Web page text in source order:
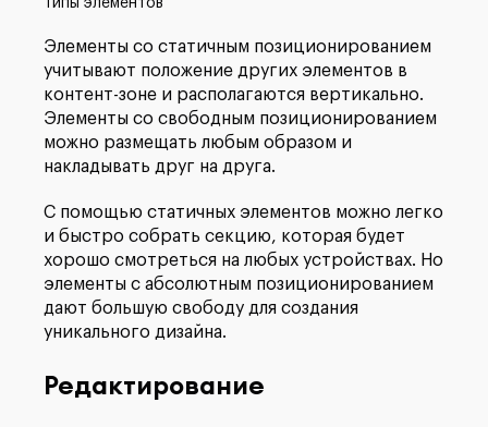
Типы элементов
Элементы со статичным позиционированием
учитывают положение других элементов в
контент-зоне и располагаются вертикально.
Элементы со свободным позиционированием
можно размещать любым образом и
накладывать друг на друга.
С помощью статичных элементов можно легко
и быстро собрать секцию, которая будет
хорошо смотреться на любых устройствах. Но
элементы с абсолютным позиционированием
дают большую свободу для создания
уникального дизайна.
Редактирование